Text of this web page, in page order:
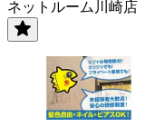
ネットルーム川崎店